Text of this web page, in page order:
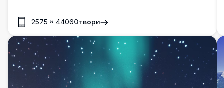
2575 × 4406Отвори